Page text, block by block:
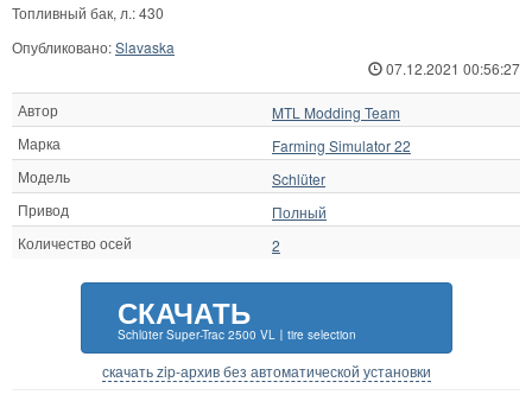
Топливный бак, л.: 430
Опубликовано:Slavaska
07.12.2021 00:56:27
Автор
MTL Modding Team
Марка
Farming Simulator 22
Модель
Schlüter
Привод
Полный
Количество осей
2
СКАЧАТЬ
Schlüter Super-Trac 2500 VL〡tire selection
скачать zip-архив без автоматической установки